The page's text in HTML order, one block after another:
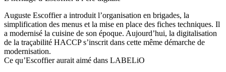
Auguste Escoffier a introduit l’organisation en brigades, la
simplification des menus et la mise en place des fiches techniques. Il
a modernisé la cuisine de son époque. Aujourd’hui, la digitalisation
de la traçabilité HACCP s’inscrit dans cette même démarche de
modernisation.
Ce qu’Escoffier aurait aimé dans LABELiO